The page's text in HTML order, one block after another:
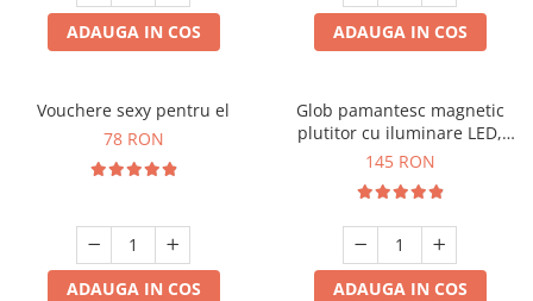
ADAUGA IN COS ADAUGA IN COS
Vouchere sexy pentru el
78 RON
ADAUGA IN COS
Glob pamantesc magnetic
plutitor cu iluminare LED,
Forma C
145 RON
ADAUGA IN COS